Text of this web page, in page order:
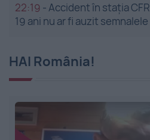
22:19 -Accident în stația
19 ani nu ar fi auzit
HAI România!